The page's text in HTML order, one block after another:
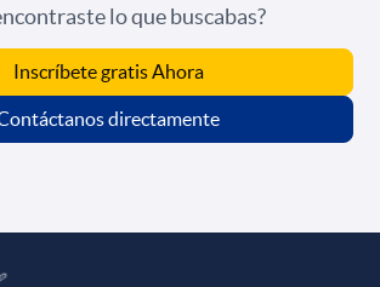
lo que buscabas?
Inscríbete gratis Ahora
directamente